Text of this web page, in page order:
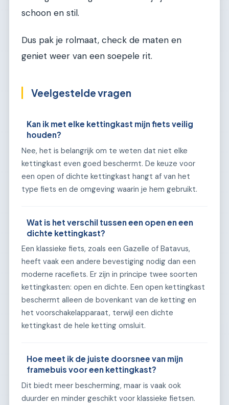
schoon en stil.
Dus pak je rolmaat, check de maten en
geniet weer van een soepele rit.
Veelgestelde vragen
Kan ik met elke kettingkast mijn fiets veilig
houden?
Nee, het is belangrijk om te weten dat niet elke
kettingkast even goed beschermt. De keuze voor
een open of dichte kettingkast hangt af van het
type fiets en de omgeving waarin je hem gebruikt.
Wat is het verschil tussen een open en een
dichte kettingkast?
Een klassieke fiets, zoals een Gazelle of Batavus,
heeft vaak een andere bevestiging nodig dan een
moderne racefiets. Er zijn in principe twee soorten
kettingkasten: open en dichte. Een open kettingkast
beschermt alleen de bovenkant van de ketting en
het voorschakelapparaat, terwijl een dichte
kettingkast de hele ketting omsluit.
Hoe meet ik de juiste doorsnee van mijn
framebuis voor een kettingkast?
Dit biedt meer bescherming, maar is vaak ook
duurder en minder geschikt voor klassieke fietsen.